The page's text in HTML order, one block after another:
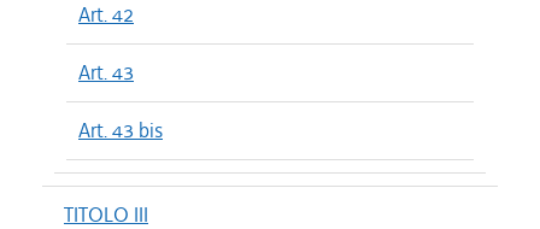
Art. 42
Art. 43
Art. 43 bis
TITOLO III